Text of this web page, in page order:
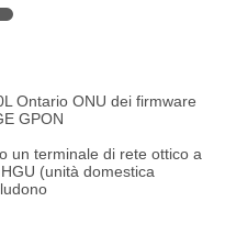
Ontario ONU dei firmware
GPON
un terminale di rete ottico a
(unità domestica